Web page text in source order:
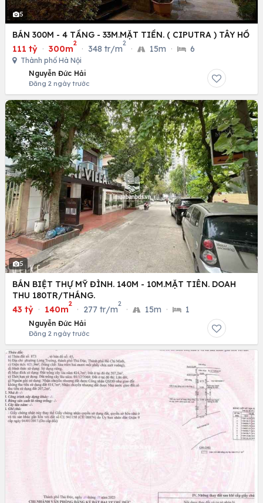
5
BÁN 300M - 4 TẦNG - 33M.MẶT TIỀN. ( CIPUTRA ) TÂY HỒ
111 tỷ · 300m
2
· 348 tr/m
2
· 15m · 6
Thành phố Hà Nội
Nguyễn Đức Hải
Đăng 2 ngày trước
5
BÁN BIỆT THỰ MỸ ĐÌNH. 140M - 10M.MẶT TIÊN. DOAH
THU 180TR/THÁNG.
43 tỷ · 140m
2
· 277 tr/m
2
· 15m · 1
Nguyễn Đức Hải
Đăng 2 ngày trước